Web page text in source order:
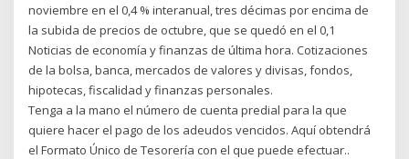
noviembre en el 0,4 % interanual, tres décimas por encima de
la subida de precios de octubre, que se quedó en el 0,1
Noticias de economía y finanzas de última hora. Cotizaciones
de la bolsa, banca, mercados de valores y divisas, fondos,
hipotecas, fiscalidad y finanzas personales.
Tenga a la mano el número de cuenta predial para la que
quiere hacer el pago de los adeudos vencidos. Aquí obtendrá
el Formato Único de Tesorería con el que puede efectuar..